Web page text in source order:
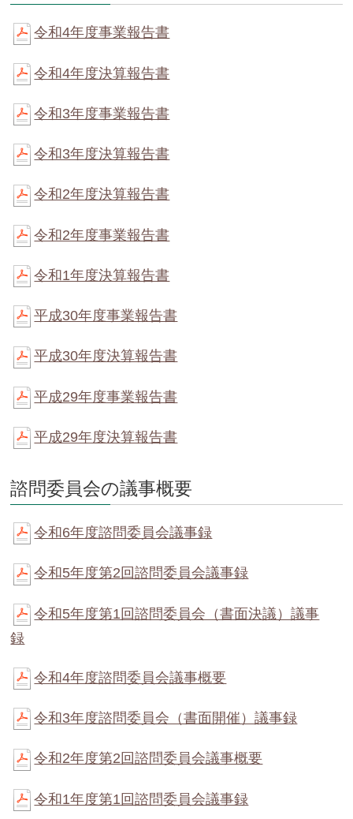
令和4年度事業報告書
令和4年度決算報告書
令和3年度事業報告書
令和3年度決算報告書
令和2年度決算報告書
令和2年度事業報告書
令和1年度決算報告書
平成30年度事業報告書
平成30年度決算報告書
平成29年度事業報告書
平成29年度決算報告書
諮問委員会の議事概要
令和6年度諮問委員会議事録
令和5年度第2回諮問委員会議事録
令和5年度第1回諮問委員会（書面決議）議事
録
令和4年度諮問委員会議事概要
令和3年度諮問委員会（書面開催）議事録
令和2年度第2回諮問委員会議事概要
令和1年度第1回諮問委員会議事録